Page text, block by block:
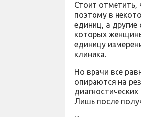
Стоит отметить,
поэтому в
единиц, а
которых
единицу
клиника.
Но врачи все
опираются на
Лишь после